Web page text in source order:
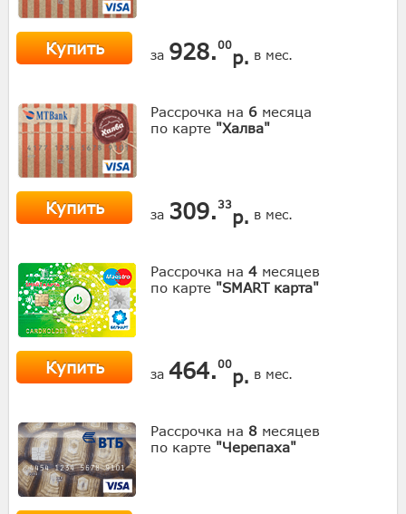
Купить за 928.00
р. в мес.
Рассрочка на 6 месяца
по карте "Халва"
Купить за 309. 33
р. в мес.
Рассрочка на 4 месяцев
по карте "SMART карта"
Купить за 464.00
р. в мес.
Рассрочка на 8 месяцев
по карте "Черепаха"